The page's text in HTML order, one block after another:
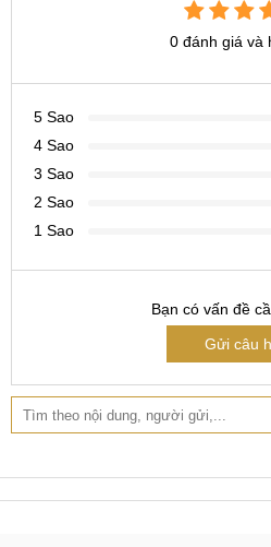
398 Cầu Giấy, Q.
CN 3:
Hotline:
CN 7:
Hotline:
Tại TP Hồ Chí Minh
123 Trần Quang
0969.520.520-
CN 5:602 Lê Hồng Phong,
Hotline:097.3333.602-
Tại Đà Nẵng
0 đánh giá và
5 Sao
4 Sao
3 Sao
2 Sao
1 Sao
Bạn có vấn đề
Gửi câu